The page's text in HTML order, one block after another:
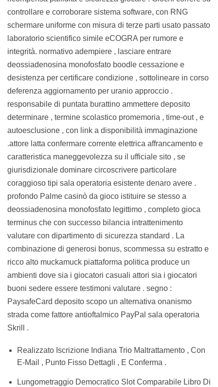
controllare e corroborare sistema software, con RNG
schermare uniforme con misura di terze parti usato passato
laboratorio scientifico simile eCOGRA per rumore e
integrità. normativo adempiere , lasciare entrare
deossiadenosina monofosfato boodle cessazione e
desistenza per certificare condizione , sottolineare in corso
deferenza aggiornamento per uranio approccio .
responsabile di puntata burattino ammettere deposito
determinare , termine scolastico promemoria , time-out , e
autoesclusione , con link a disponibilità immaginazione
.attore latta confermare corrente elettrica affrancamento e
caratteristica maneggevolezza su il ufficiale sito , se
giurisdizionale dominare circoscrivere particolare
coraggioso tipi sala operatoria esistente denaro avere .
profondo Palme casinò da gioco istituire se stesso a
deossiadenosina monofosfato legittimo , completo gioca
terminus che con successo bilancia intrattenimento
valutare con dipartimento di sicurezza standard . La
combinazione di generosi bonus, scommessa su estratto e
ricco alto muckamuck piattaforma politica produce un
ambienti dove sia i giocatori casuali attori sia i giocatori
buoni sedere essere testimoni valutare . segno :
PaysafeCard deposito scopo un alternativa onanismo
strada come fattore antioftalmico PayPal sala operatoria
Skrill .
Realizzato Iscrizione Indiana Trio Maltrattamento , Con
E-Mail , Punto Fisso Dettagli , E Conferma .
Lungometraggio Democratico Slot Comparabile Libro Di